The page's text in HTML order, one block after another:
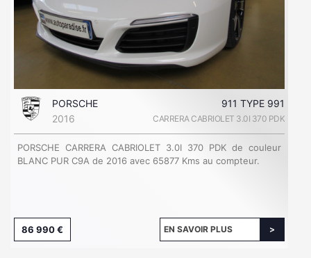
PORSCHE
911 TYPE 991
2016
CARRERA CABRIOLET 3.0I 370 PDK
PORSCHE CARRERA CABRIOLET 3.0I 370 PDK de couleur
BLANC PUR C9A de 2016 avec 65877 Kms au compteur.
86 990 € EN SAVOIR PLUS